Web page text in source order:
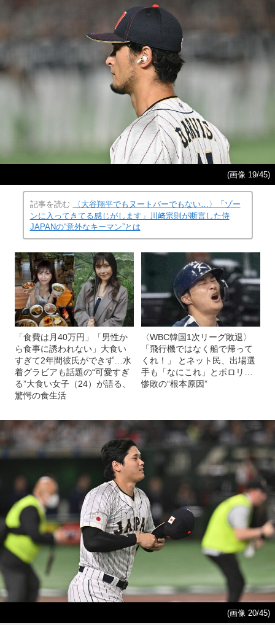
(画像 19/45)
記事を読む
〈大谷翔平でもヌートバーでもない…〉「ゾー
ンに入ってきてる感じがします」川﨑宗則が断言した侍
JAPANの“意外なキーマン”とは
「食費は月40万円」「男性か
ら食事に誘われない」大食い
すぎて2年間彼氏ができず…水
着グラビアも話題の“可愛すぎ
る”大食い女子（24）が語る、
驚愕の食生活
〈WBC韓国1次リーグ敗退〉
「飛行機ではなく船で帰って
くれ！」 とネット民、出場選
手も「なにこれ」とポロリ…
惨敗の“根本原因”
(画像 20/45)